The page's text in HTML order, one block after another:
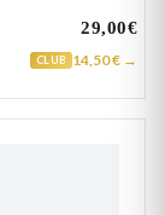
29,00€
CLUB 14,50 € →